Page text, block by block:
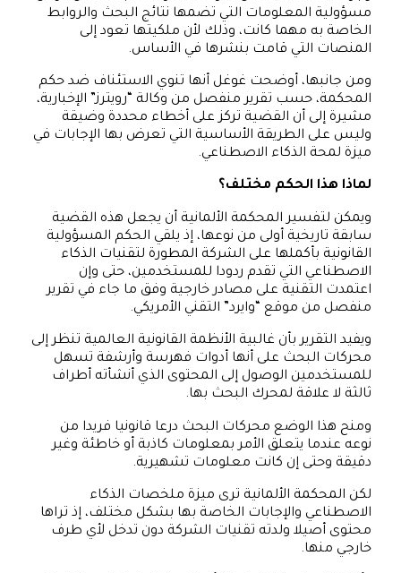
مسؤولية المعلومات التي تضمها نتائج البحث والروابط
الخاصة به مهما كانت، وذلك لأن ملكيتها تعود إلى
المنصات التي قامت بنشرها في الأساس.
ومن جانبها، أوضحت غوغل أنها تنوي الاستئناف ضد حكم
المحكمة، حسب تقرير منفصل من وكالة “رويترز” الإخبارية،
مشيرة إلى أن القضية تركز على أخطاء محددة وضيقة
وليس على الطريقة الأساسية التي تعرض بها الإجابات في
ميزة لمحة الذكاء الاصطناعي.
لماذا هذا الحكم مختلف؟
ويمكن لتفسير المحكمة الألمانية أن يجعل هذه القضية
سابقة تاريخية أولى من نوعها، إذ يلقي الحكم المسؤولية
القانونية بأكملها على الشركة المطورة لتقنيات الذكاء
الاصطناعي التي تقدم ردودا للمستخدمين، حتى وإن
اعتمدت التقنية على مصادر خارجية وفق ما جاء في تقرير
منفصل من موقع “وايرد” التقني الأمريكي.
ويفيد التقرير بأن غالبية الأنظمة القانونية العالمية تنظر إلى
محركات البحث على أنها أدوات فهرسة وأرشفة تسهل
للمستخدمين الوصول إلى المحتوى الذي أنشأته أطراف
ثالثة لا علاقة لمحرك البحث بها.
ومنح هذا الوضع محركات البحث درعا قانونيا فريدا من
نوعه عندما يتعلق الأمر بمعلومات كاذبة أو خاطئة وغير
دقيقة وحتى إن كانت معلومات تشهيرية.
لكن المحكمة الألمانية ترى ميزة ملخصات الذكاء
الاصطناعي والإجابات الخاصة بها بشكل مختلف، إذ تراها
محتوى أصيلا ولدته تقنيات الشركة دون تدخل لأي طرف
خارجي منها.